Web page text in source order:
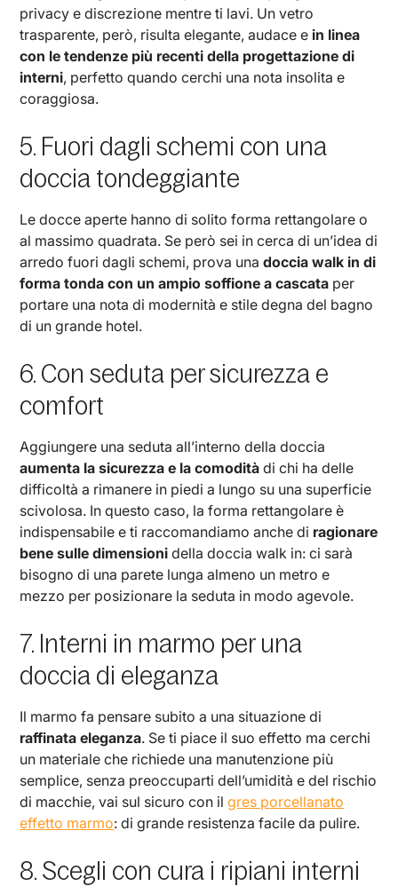
privacy e discrezione mentre ti lavi. Un vetro
trasparente, però, risulta elegante, audace e in linea
con le tendenze più recenti della progettazione di
interni, perfetto quando cerchi una nota insolita e
coraggiosa.
5. Fuori dagli schemi con una
doccia tondeggiante
Le docce aperte hanno di solito forma rettangolare o
al massimo quadrata. Se però sei in cerca di un’idea di
arredo fuori dagli schemi, prova unadoccia walk in di
forma tonda con un ampio soffione a cascata per
portare una nota di modernità e stile degna del bagno
di un grande hotel.
6. Con seduta per sicurezza e
comfort
Aggiungere una seduta all’interno della doccia
aumenta la sicurezza e la comoditàdi chi ha delle
difficoltà a rimanere in piedi a lungo su una superficie
scivolosa. In questo caso, la forma rettangolare è
indispensabile e ti raccomandiamo anche di ragionare
bene sulle dimensioni della doccia walk in: ci sarà
bisogno di una parete lunga almeno un metro e
mezzo per posizionare la seduta in modo agevole.
7. Interni in marmo per una
doccia di eleganza
Il marmo fa pensare subito a una situazione di
raffinata eleganza. Se ti piace il suo effetto ma cerchi
un materiale che richiede una manutenzione più
semplice, senza preoccuparti dell’umidità e del rischio
di macchie, vai sul sicuro con ilgres porcellanato
effetto marmo: di grande resistenza facile da pulire.
8. Scegli con cura i ripiani interni